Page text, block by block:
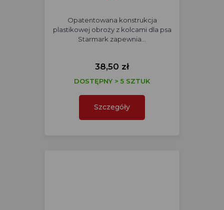
Opatentowana konstrukcja
plastikowej obroży z kolcami dla psa
Starmark zapewnia…
38,50 zł
DOSTĘPNY > 5 SZTUK
Szczegóły